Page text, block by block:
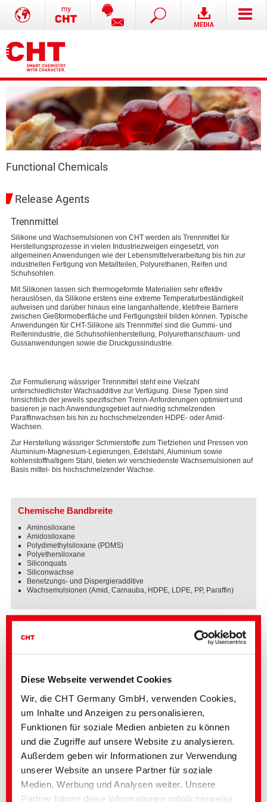
Diese Webseite verwendet Cookies
Wir, die CHT Germany GmbH, verwenden Cookies,
um Inhalte und Anzeigen zu personalisieren,
Funktionen für soziale Medien anbieten zu können
und die Zugriffe auf unsere Website zu analysieren.
Außerdem geben wir Informationen zur Verwendung
unserer Website an unsere Partner für soziale
Medien, Werbung und Analysen weiter. Unsere
Partner führen diese Informationen möglicherweise
Functional Chemicals
Release Agents
Trennmittel
Silikone und Wachsemulsionen von CHT werden als Trennmittel für
Herstellungsprozesse in vielen Industriezweigen eingesetzt, von
allgemeinen Anwendungen wie der Lebensmittelverarbeitung bis hin zur
industriellen Fertigung von Metallteilen, Polyurethanen, Reifen und
Schuhsohlen.
Mit Silikonen lassen sich thermogeformte Materialien sehr effektiv
herauslösen, da Silikone erstens eine extreme Temperaturbeständigkeit
aufweisen und darüber hinaus eine langanhaltende, klebfreie Barriere
zwischen Gießformoberfläche und Fertigungsteil bilden können. Typische
Anwendungen für CHT-Silikone als Trennmittel sind die Gummi- und
Reifenindustrie, die Schuhsohlenherstellung, Polyurethanschaum- und
Gussanwendungen sowie die Druckgussindustrie.
Zur Formulierung wässriger Trennmittel steht eine Vielzahl
unterschiedlichster Wachsadditive zur Verfügung. Diese Typen sind
hinsichtlich der jeweils spezifischen Trenn-Anforderungen optimiert und
basieren je nach Anwendungsgebiet auf niedrig schmelzenden
Paraffinwachsen bis hin zu hochschmelzenden HDPE- oder Amid-
Wachsen.
Zur Herstellung wässriger Schmierstoffe zum Tiefziehen und Pressen von
Aluminium-Magnesium-Legierungen, Edelstahl, Aluminium sowie
kohlenstoffhaltigem Stahl, bieten wir verschiedenste Wachsemulsionen auf
Basis mittel- bis hochschmelzender Wachse.
Chemische Bandbreite
Aminosiloxane
Amidosiloxane
Polydimethylsiloxane (PDMS)
Polyethersiloxane
Siliconquats
Siliconwachse
Benetzungs- und Dispergieradditive
Wachsemulsionen (Amid, Carnauba, HDPE, LDPE, PP, Paraffin)